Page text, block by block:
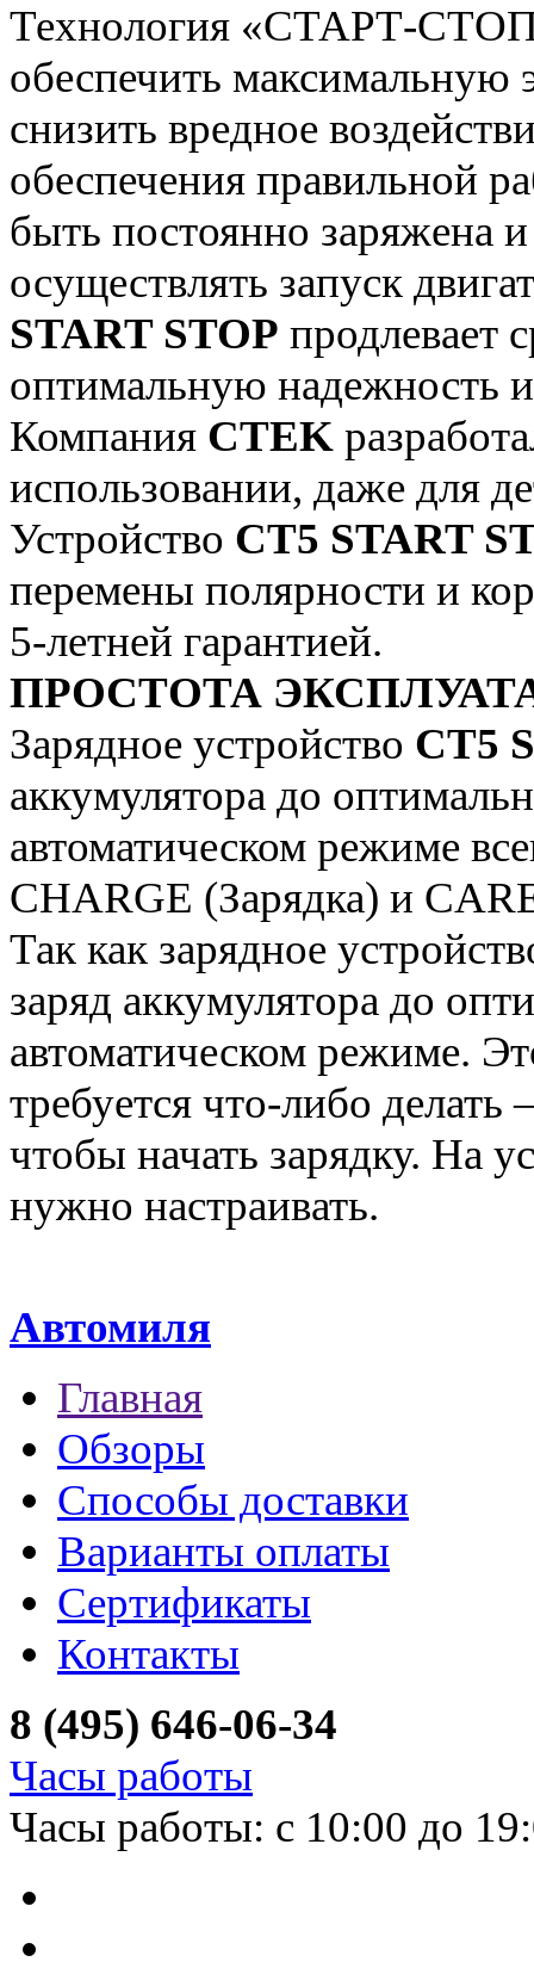
Технология «СТАРТ-
обеспечить
снизить вредное
обеспечения правильной
быть постоянно заряжена
осуществлять запуск
START STOP продлевает
оптимальную надежность
Компания CTEK
использовании, даже для
Устройство CT5 START
перемены полярности и
5-летней гарантией.
ПРОСТОТА
Зарядное устройство CT5
аккумулятора до
автоматическом режиме
CHARGE (Зарядка) и
Так как зарядное
заряд аккумулятора до
автоматическом режиме.
требуется что-либо
чтобы начать зарядку. На
нужно настраивать.
Автомиля
Главная
Обзоры
Способы доставки
Варианты оплаты
Сертификаты
Контакты
8 (495) 646-06-34
Часы работы
Часы работы: с 10:00 до